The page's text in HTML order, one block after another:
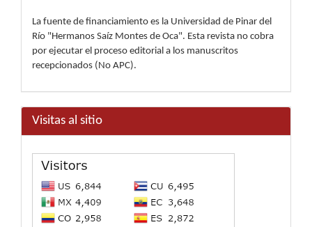
La fuente de financiamiento es la Universidad de Pinar del
Río "Hermanos Saíz Montes de Oca". Esta revista no cobra
por ejecutar el proceso editorial a los manuscritos
recepcionados (No APC).
Visitas al sitio